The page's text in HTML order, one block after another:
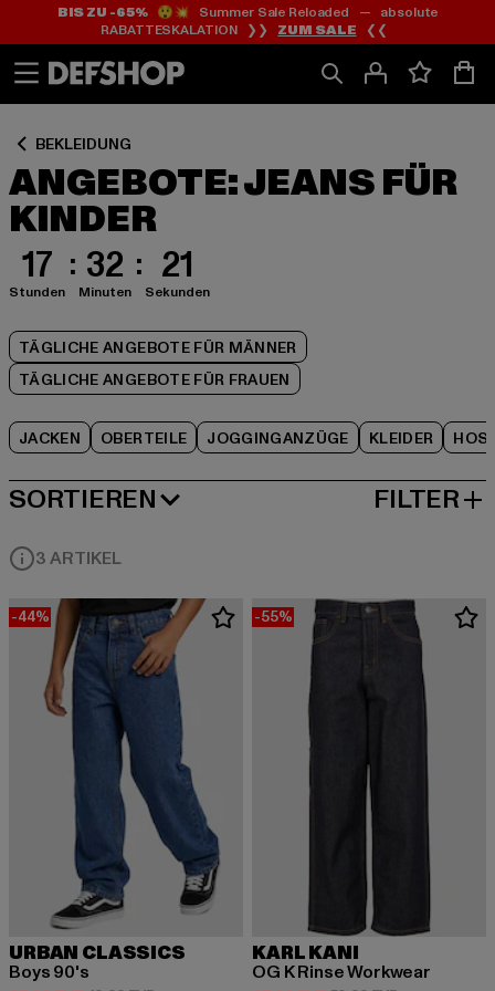
Zum
Inhalt
springen
Zum
Fußzeile
springen
BIS ZU -65%😲💥 Summer Sale Reloaded — absolute
RABATTESKALATION ❯❯ ZUM SALE ❮❮
BEKLEIDUNG
ANGEBOTE: JEANS FÜR
KINDER
17
Stunden
32
Minuten
21
Sekunden
TÄGLICHE ANGEBOTE FÜR MÄNNER
TÄGLICHE ANGEBOTE FÜR FRAUEN
JACKEN OBERTEILE JOGGINGANZÜGE KLEIDER
Zum
Produktraster
springen
SORTIEREN
BELIEBTESTE FILTER
3 ARTIKEL
-44%
URBAN CLASSICS
Boys 90's
-55%
KARL KANI
OG K Rinse Workwear